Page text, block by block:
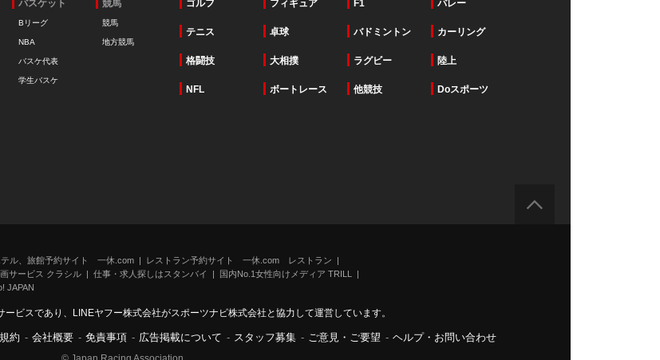
バスケット
Bリーグ
NBA
バスケ代表
学生バスケ
競馬
競馬
地方競馬
ゴルフ フィギュア F1 バレー
テニス 卓球 バドミントン カーリング
格闘技 大相撲 ラグビー 陸上
NFL ボートレース 他競技 Doスポーツ
テル、旅館予約サイト 一休.com
レストラン予約サイト 一休.com レストラン
サービス クラシル 仕事・求人探しはスタンバイ
国内No.1女性向けメディア TRILL
JAPAN
ービスであり、LINEヤフー株式会社がスポーツナビ株式会社と協力して運営しています。
約 - 会社概要 - 免責事項 - 広告掲載について - スタッフ募集 - ご意見・ご要望 - ヘルプ・お問い合わせ